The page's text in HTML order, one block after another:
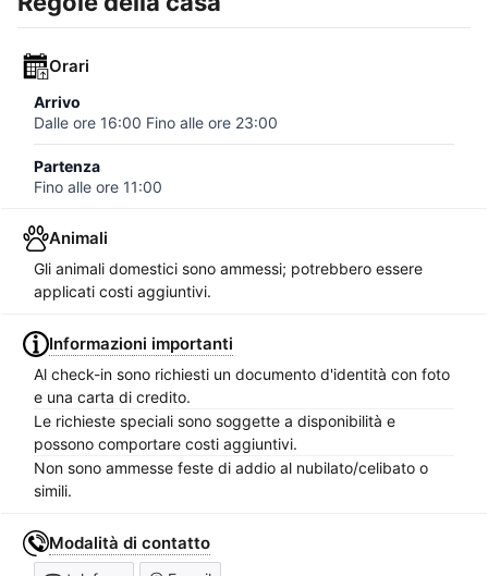
Orari
Arrivo
Dalle ore 16:00 Fino alle ore 23:00
Partenza
Fino alle ore 11:00
Animali
Gli animali domestici sono ammessi; potrebbero essere
applicati costi aggiuntivi.
Informazioni importanti
Al check-in sono richiesti un documento d'identità con foto
e una carta di credito.
Le richieste speciali sono soggette a disponibilità e
possono comportare costi aggiuntivi.
Non sono ammesse feste di addio al nubilato/celibato o
simili.
Modalità di contatto